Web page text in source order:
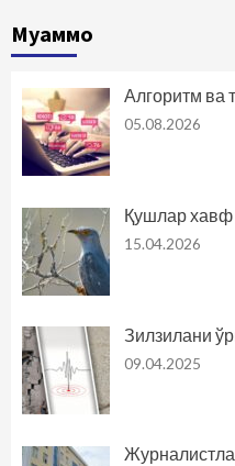
Муаммо
Алгоритм ва
05.08.2026
Қушлар хавф
15.04.2026
Зилзилани
09.04.2025